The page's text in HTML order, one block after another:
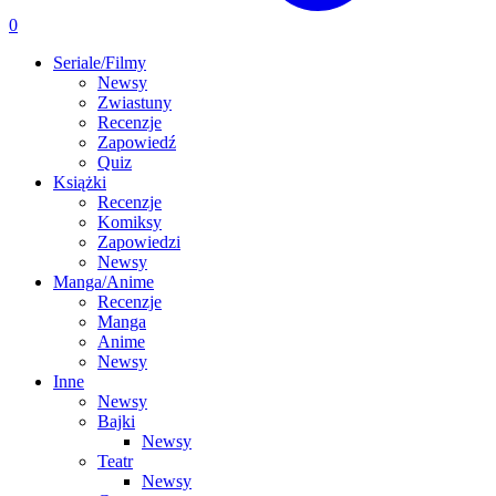
0
Seriale/Filmy
Newsy
Zwiastuny
Recenzje
Zapowiedź
Quiz
Książki
Recenzje
Komiksy
Zapowiedzi
Newsy
Manga/Anime
Recenzje
Manga
Anime
Newsy
Inne
Newsy
Bajki
Newsy
Teatr
Newsy